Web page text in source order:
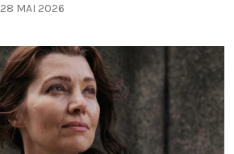
28 MAI 2026